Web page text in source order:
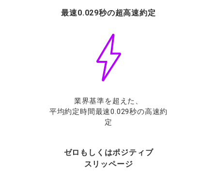
最速0.029秒の超高速約定
業界基準を超えた、
平均約定時間最速0.029秒の高速約
定
ゼロもしくはポジティブ
スリッページ